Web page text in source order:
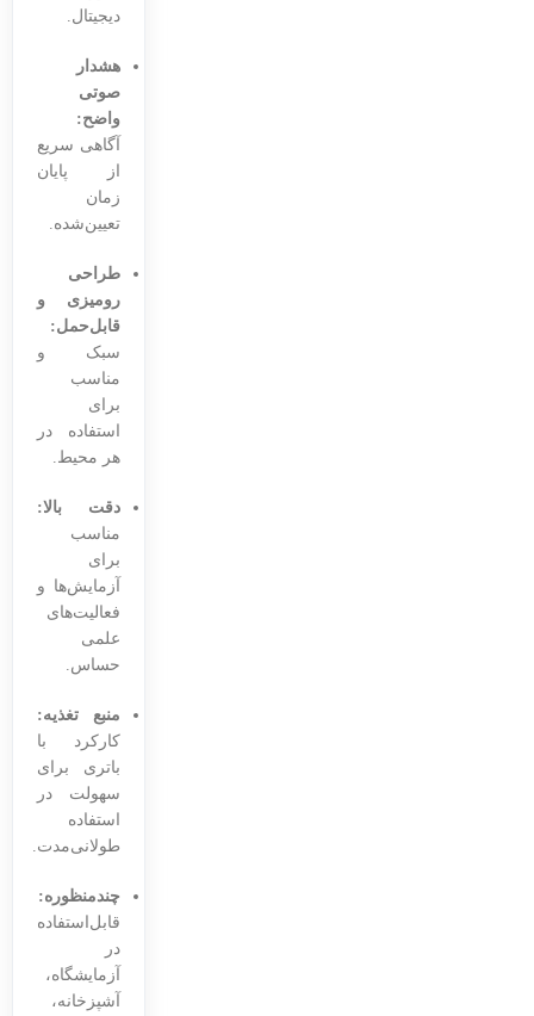
دیجیتال.
هشدار
صوتی
واضح:
آگاهی سریع
از پایان
زمان
تعیین‌شده.
طراحی
رومیزی و
قابل‌حمل:
سبک و
مناسب
برای
استفاده در
هر محیط.
دقت بالا:
مناسب
برای
آزمایش‌ها و
فعالیت‌های
علمی
حساس.
منبع تغذیه:
کارکرد با
باتری برای
سهولت در
استفاده
طولانی‌مدت.
چندمنظوره:
قابل‌استفاده
در
آزمایشگاه،
آشپزخانه،